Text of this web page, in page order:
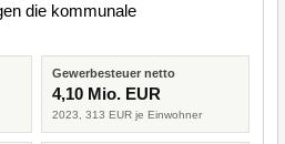
die kommunale
Gewerbesteuer netto
4,10 Mio. EUR
2023, 313 EUR je Einwohner